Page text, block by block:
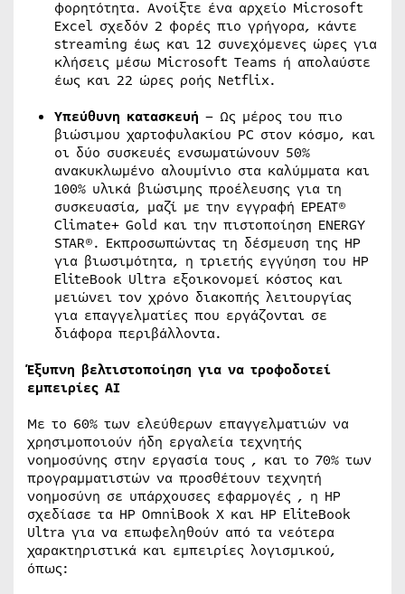
φορητότητα. Ανοίξτε ένα αρχείο Microsoft
Excel σχεδόν 2 φορές πιο γρήγορα, κάντε
streaming έως και 12 συνεχόμενες ώρες για
κλήσεις μέσω Microsoft Teams ή απολαύστε
έως και 22 ώρες ροής Netflix.
Υπεύθυνη κατασκευή – Ως μέρος του πιο
βιώσιμου χαρτοφυλακίου PC στον κόσμο, και
οι δύο συσκευές ενσωματώνουν 50%
ανακυκλωμένο αλουμίνιο στα καλύμματα και
100% υλικά βιώσιμης προέλευσης για τη
συσκευασία, μαζί με την εγγραφή EPEAT®
Climate+ Gold και την πιστοποίηση ENERGY
STAR®. Εκπροσωπώντας τη δέσμευση της HP
για βιωσιμότητα, η τριετής εγγύηση του HP
EliteBook Ultra εξοικονομεί κόστος και
μειώνει τον χρόνο διακοπής λειτουργίας
για επαγγελματίες που εργάζονται σε
διάφορα περιβάλλοντα.
Έξυπνη βελτιστοποίηση για να τροφοδοτεί
εμπειρίες AI
Με το 60% των ελεύθερων επαγγελματιών να
χρησιμοποιούν ήδη εργαλεία τεχνητής
νοημοσύνης στην εργασία τους , και το 70% των
προγραμματιστών να προσθέτουν τεχνητή
νοημοσύνη σε υπάρχουσες εφαρμογές , η HP
σχεδίασε τα HP OmniBook X και HP EliteBook
Ultra για να επωφεληθούν από τα νεότερα
χαρακτηριστικά και εμπειρίες λογισμικού,
όπως: